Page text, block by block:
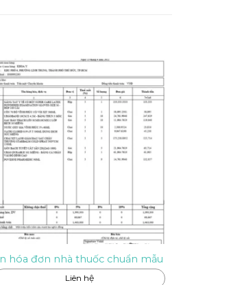
In hóa đơn nhà thuốc chuẩn mẫu
Liên hệ